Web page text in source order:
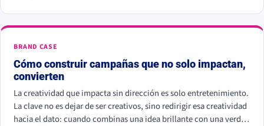
BRAND CASE
Cómo construir campañas que no solo impactan,
convierten
La creatividad que impacta sin dirección es solo entretenimiento.
La clave no es dejar de ser creativos, sino redirigir esa creatividad
hacia el dato: cuando combinas una idea brillante con una verdad